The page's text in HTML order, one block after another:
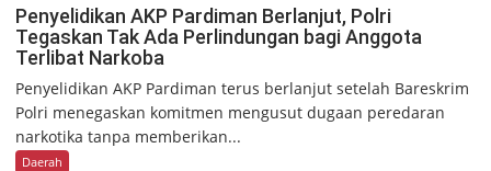
Penyelidikan AKP Pardiman Berlanjut, Polri
Tegaskan Tak Ada Perlindungan bagi Anggota
Terlibat Narkoba
Penyelidikan AKP Pardiman terus berlanjut setelah Bareskrim
Polri menegaskan komitmen mengusut dugaan peredaran
narkotika tanpa memberikan...
Daerah